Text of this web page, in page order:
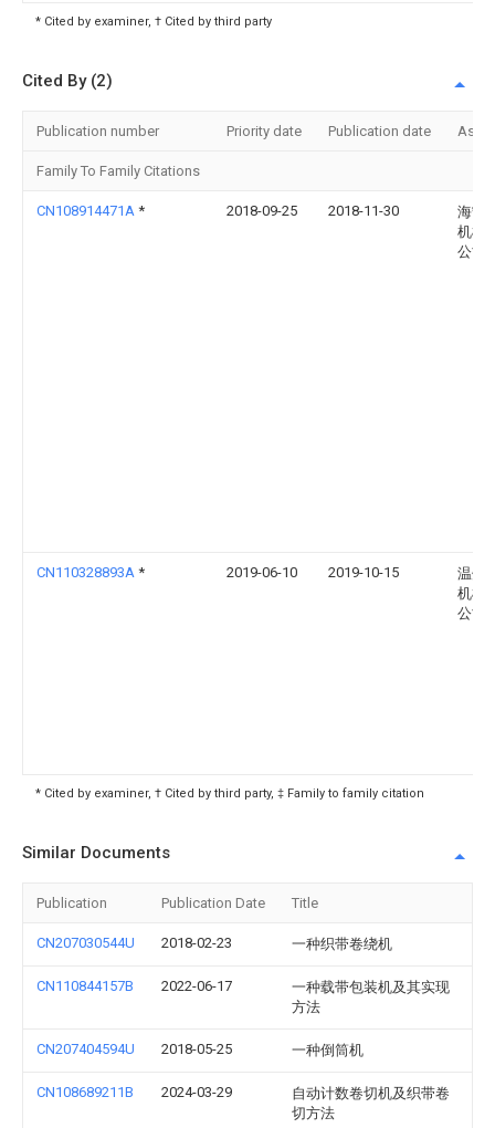
* Cited by examiner, † Cited by third party
Cited By (2)
Publication number Priority date Publication date
Family To Family Citations
CN108914471A * 2018-09-25 2018-11-30
海宁
机械
公司
CN110328893A * 2019-06-10 2019-10-15
温州
机械
公司
* Cited by examiner, † Cited by third party, ‡ Family to family citation
Similar Documents
Publication Publication Date Title
CN207030544U 2018-02-23 一种织带卷绕机
CN110844157B 2022-06-17
一种载带包装机及其实现
方法
CN207404594U 2018-05-25 一种倒筒机
CN108689211B 2024-03-29
自动计数卷切机及织带卷
切方法